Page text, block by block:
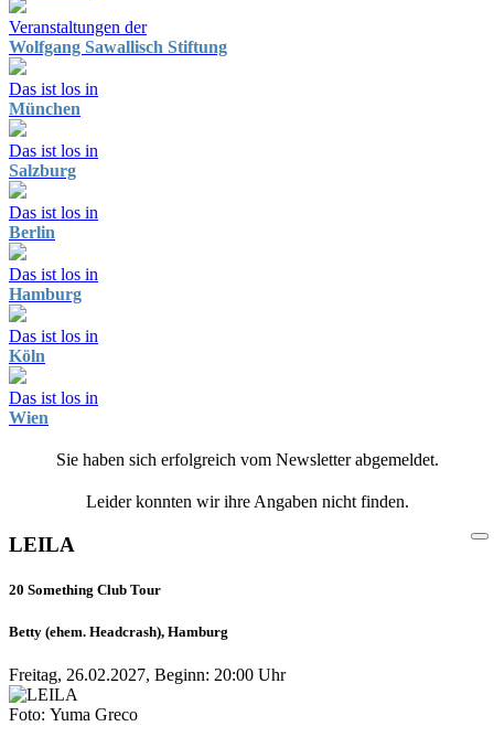
Veranstaltungen der
Wolfgang Sawallisch Stiftung
Das ist los in
München
Das ist los in
Salzburg
Das ist los in
Berlin
Das ist los in
Hamburg
Das ist los in
Köln
Das ist los in
Wien
Sie haben sich erfolgreich vom Newsletter abgemeldet.
Leider konnten wir ihre Angaben nicht finden.
LEILA
20 Something Club Tour
Betty (ehem. Headcrash), Hamburg
Freitag, 26.02.2027, Beginn: 20:00 Uhr
Foto: Yuma Greco